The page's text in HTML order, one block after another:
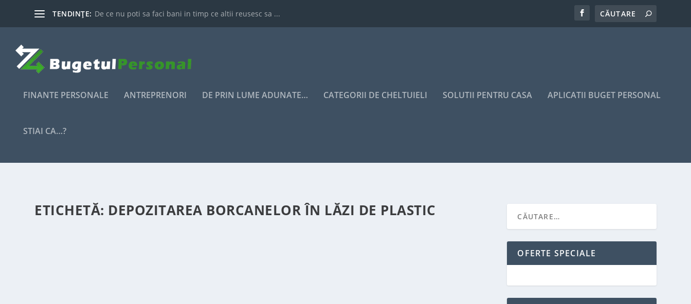
TENDINȚE: De ce nu poti sa faci bani in timp ce altii reusesc sa ...
FINANTE PERSONALE ANTREPRENORI DE PRIN LUME ADUNATE… CATEGORII DE CHELTUIELI SOLUTII PENTRU CASA APLICATII BUGET PERSONAL
STIAI CA…?
ETICHETĂ: DEPOZITAREA BORCANELOR ÎN LĂZI DE PLASTIC
OFERTE SPECIALE